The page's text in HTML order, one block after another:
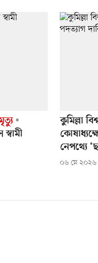
কুমিল্লা
নেপথ্যে
০৬ মে ২০২৬